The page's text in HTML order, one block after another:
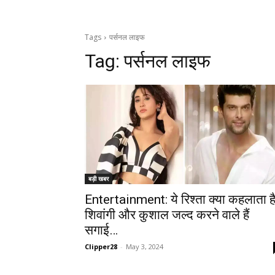
Tags पर्सनल लाइफ
Tag:पर्सनल लाइफ
बड़ी खबर
Entertainment: ये रिश्ता क्या कहलाता
शिवांगी और कुशाल जल्द करने वाले हैं
सगाई…
Clipper28 - May 3, 2024